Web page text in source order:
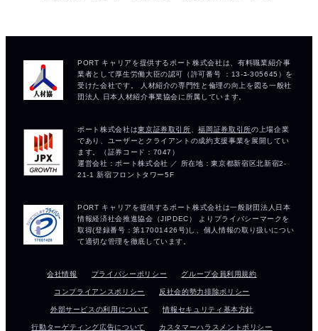
会社情報 プライバシーポリシー グループ会員利用規約
コンプライアンスポリシー 反社会的勢力排除ポリシー
外部サービスの利用について 情報セキュリティ基本方針
行動ターゲティング広告について カスタマーハラスメントポリシー